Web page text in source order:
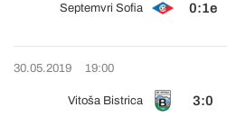
Septemvri Sofia 0:1e
30.05.2019 19:00
Vitoša Bistrica 3:0